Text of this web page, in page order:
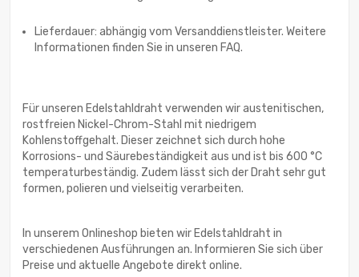
Lieferdauer: abhängig vom Versanddienstleister. Weitere
Informationen finden Sie in unseren FAQ.
Für unseren Edelstahldraht verwenden wir austenitischen,
rostfreien Nickel-Chrom-Stahl mit niedrigem
Kohlenstoffgehalt. Dieser zeichnet sich durch hohe
Korrosions- und Säurebeständigkeit aus und ist bis 600 °C
temperaturbeständig. Zudem lässt sich der Draht sehr gut
formen, polieren und vielseitig verarbeiten.
In unserem Onlineshop bieten wir Edelstahldraht in
verschiedenen Ausführungen an. Informieren Sie sich über
Preise und aktuelle Angebote direkt online.